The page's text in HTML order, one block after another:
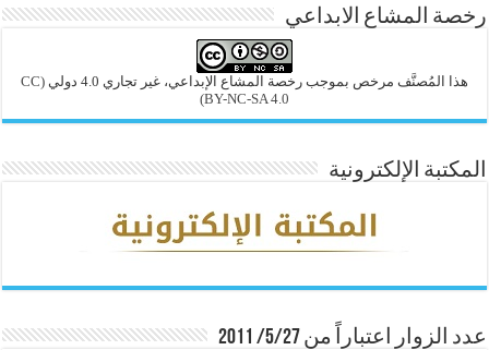
رخصة المشاع الابداعي
هذا المُصنَّف مرخص بموجب رخصة المشاع الإبداعي، غير تجاري 4.0 دولي
(CC
BY-NC-SA 4.0)
المكتبة الإلكترونية
عدد الزوار اعتباراً من 5/27/ 2011